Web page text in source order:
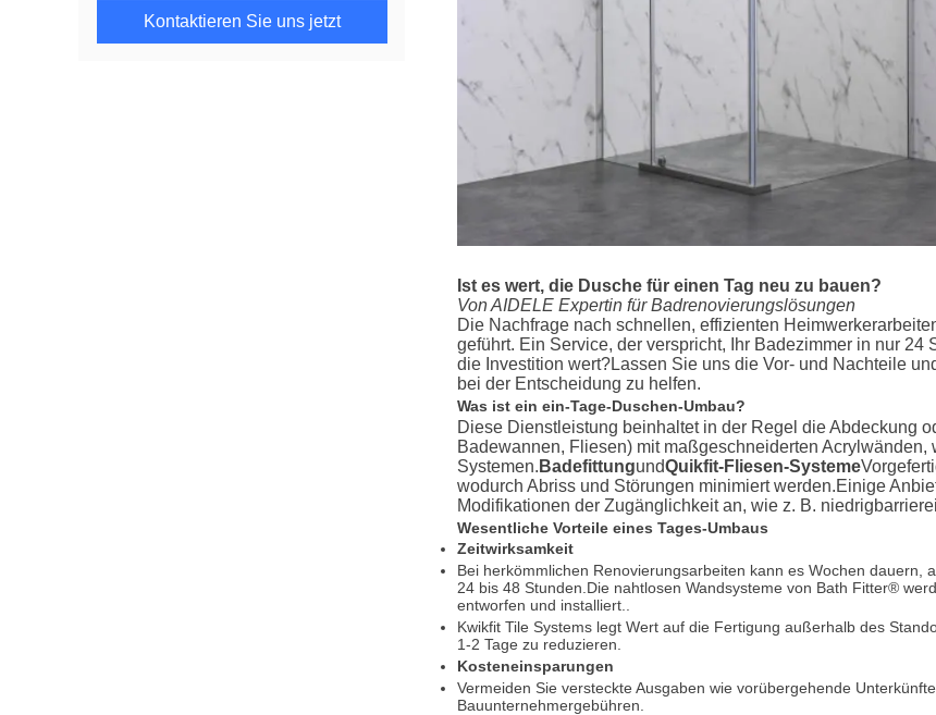
Kontaktieren Sie uns jetzt
Ist es wert, die Dusche für einen Tag neu zu bauen?
Von AIDELE Expertin für Badrenovierungslösungen
Die Nachfrage nach schnellen, effizienten
geführt. Ein Service, der verspricht, Ihr Badezimmer in nur
die Investition wert?Lassen Sie uns die Vor- und Nachteile
bei der Entscheidung zu helfen.
Was ist ein ein-Tage-Duschen-Umbau?
Diese Dienstleistung beinhaltet in der Regel die Abdeckung
Badewannen, Fliesen) mit maßgeschneiderten
Systemen. BadefittungundQuikfit-Fliesen-Systeme
wodurch Abriss und Störungen minimiert werden.Einige
Modifikationen der Zugänglichkeit an, wie z. B.
Wesentliche Vorteile eines Tages-Umbaus
Zeitwirksamkeit
Bei herkömmlichen Renovierungsarbeiten kann es Wochen dauern,
24 bis 48 Stunden.Die nahtlosen Wandsysteme von Bath Fitter®
entworfen und installiert..
Kwikfit Tile Systems legt Wert auf die Fertigung außerhalb des
1-2 Tage zu reduzieren.
Kosteneinsparungen
Vermeiden Sie versteckte Ausgaben wie vorübergehende
Bauunternehmergebühren.